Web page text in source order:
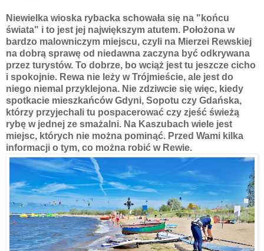
Niewielka wioska rybacka schowała się na "końcu
świata" i to jest jej największym atutem. Położona w
bardzo malowniczym miejscu, czyli na Mierzei Rewskiej
na dobrą sprawę od niedawna zaczyna być odkrywana
przez turystów. To dobrze, bo wciąż jest tu jeszcze cicho
i spokojnie. Rewa nie leży w Trójmieście, ale jest do
niego niemal przyklejona. Nie zdziwcie się więc, kiedy
spotkacie mieszkańców Gdyni, Sopotu czy Gdańska,
którzy przyjechali tu pospacerować czy zjeść świeżą
rybę w jednej ze smażalni. Na Kaszubach wiele jest
miejsc, których nie można pominąć. Przed Wami kilka
informacji o tym, co można robić w Rewie.